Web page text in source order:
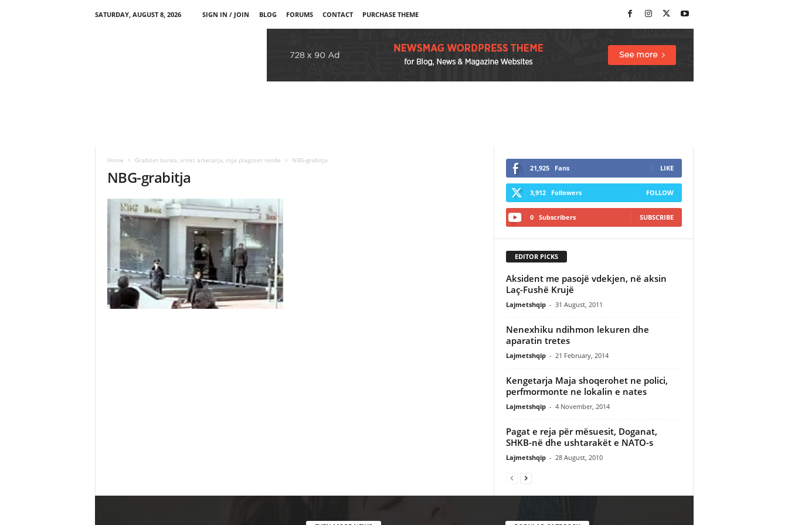
SATURDAY, AUGUST 8, 2026 SIGN IN / JOIN BLOG FORUMS CONTACT PURCHASE THEME
Home Grabitet banka, vritet arketarja, roja plagoset rende NBG-grabitja
NBG-grabitja 21,925 Fans LIKE
3,912 Followers FOLLOW
0 Subscribers SUBSCRIBE
EDITOR PICKS
Aksident me pasojë vdekjen, në aksin
Laç-Fushë Krujë
Lajmetshqip - 31 August, 2011
Nenexhiku ndihmon lekuren dhe
aparatin tretes
Lajmetshqip - 21 February, 2014
Kengetarja Maja shoqerohet ne polici,
perfmormonte ne lokalin e nates
Lajmetshqip - 4 November, 2014
Pagat e reja për mësuesit, Doganat,
SHKB-në dhe ushtarakët e NATO-s
Lajmetshqip - 28 August, 2010